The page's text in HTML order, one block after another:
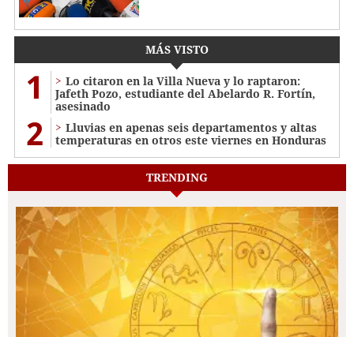
MÁS VISTO
1
Lo citaron en la Villa Nueva y lo raptaron:
Jafeth Pozo, estudiante del Abelardo R. Fortín,
asesinado
2
Lluvias en apenas seis departamentos y altas
temperaturas en otros este viernes en Honduras
TRENDING